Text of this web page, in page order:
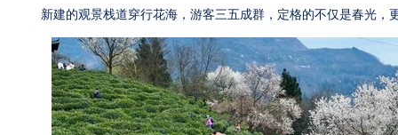
新建的观景栈道穿行花海，游客三五成群，定格的不仅是春光，